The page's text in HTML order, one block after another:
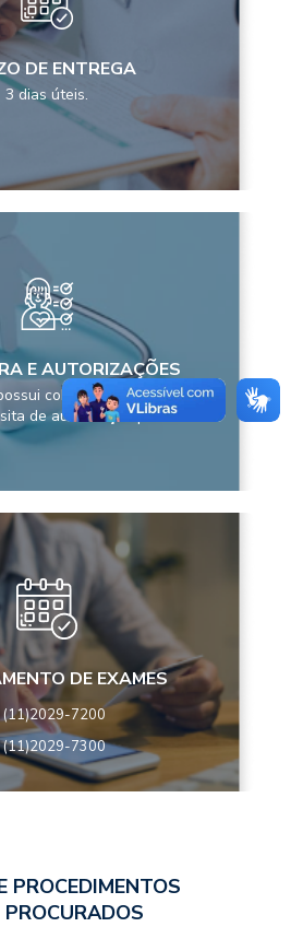
DE ENTREGA
3 dias úteis.
E AUTORIZAÇÕES
cobertura pela ANS
de autorização prévia
DE EXAMES
(11)2029-7200
(11)2029-7300
PROCEDIMENTOS